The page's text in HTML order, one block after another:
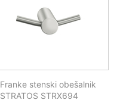
Franke stenski obešalnik
STRATOS STRX694